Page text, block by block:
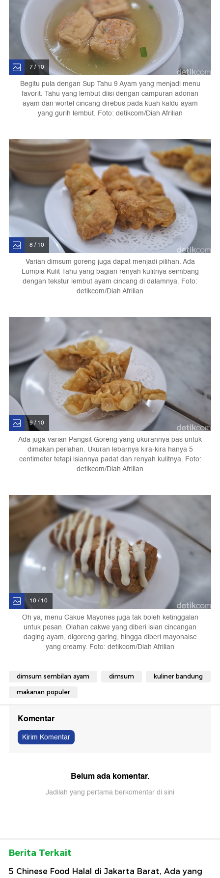
7 / 10
Begitu pula dengan Sup Tahu 9 Ayam yang menjadi menu
favorit. Tahu yang lembut diisi dengan campuran adonan
ayam dan wortel cincang direbus pada kuah kaldu ayam
yang gurih lembut. Foto: detikcom/Diah Afrilian
8 / 10
Varian dimsum goreng juga dapat menjadi pilihan. Ada
Lumpia Kulit Tahu yang bagian renyah kulitnya seimbang
dengan tekstur lembut ayam cincang di dalamnya. Foto:
detikcom/Diah Afrilian
9 / 10
Ada juga varian Pangsit Goreng yang ukurannya pas untuk
dimakan perlahan. Ukuran lebarnya kira-kira hanya 5
centimeter tetapi isiannya padat dan renyah kulitnya. Foto:
detikcom/Diah Afrilian
10 / 10
Oh ya, menu Cakue Mayones juga tak boleh ketinggalan
untuk pesan. Olahan cakwe yang diberi isian cincangan
daging ayam, digoreng garing, hingga diberi mayonaise
yang creamy. Foto: detikcom/Diah Afrilian
dimsum sembilan ayam dimsum kuliner bandung
makanan populer
Komentar
Kirim Komentar
Belum ada komentar.
Jadilah yang pertama berkomentar di sini
Berita Terkait
5 Chinese Food Halal di Jakarta Barat, Ada yang